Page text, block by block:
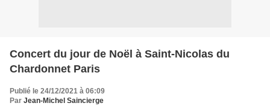
Concert du jour de Noël à Saint-Nicolas du
Chardonnet Paris
Publié le 24/12/2021 à 06:09
Par Jean-Michel Saincierge